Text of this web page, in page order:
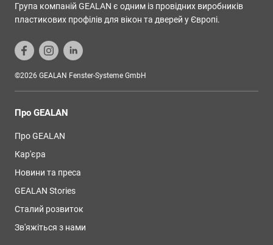
Група компаній GEALAN є одним із провідних виробників
пластикових профілів для вікон та дверей у Європі.
©2026 GEALAN Fenster-Systeme GmbH
Про GEALAN
Про GEALAN
Кар'єра
Новини та преса
GEALAN Stories
Сталий розвиток
Зв'яжіться з нами